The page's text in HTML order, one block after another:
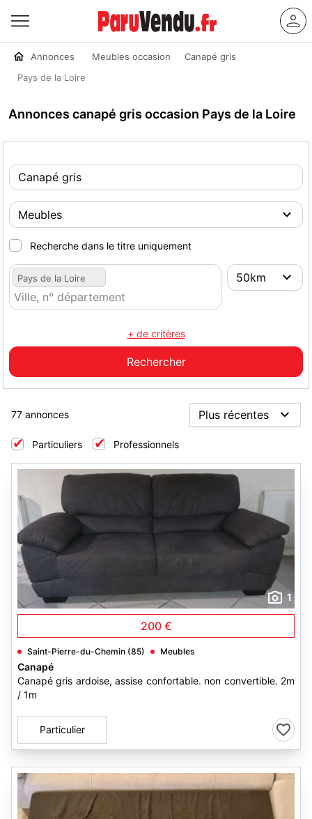
Annonces Meubles occasion
Canapé gris
Pays de la Loire
Annonces canapé gris occasion Pays de la Loire
Recherche dans le titre uniquement
Pays de la Loire
+ de critères
77 annonces
Particuliers Professionnels
1
200 €
Saint-Pierre-du-Chemin (85) Meubles
Canapé
Canapé gris ardoise, assise confortable. non convertible. 2m
/ 1m
Particulier